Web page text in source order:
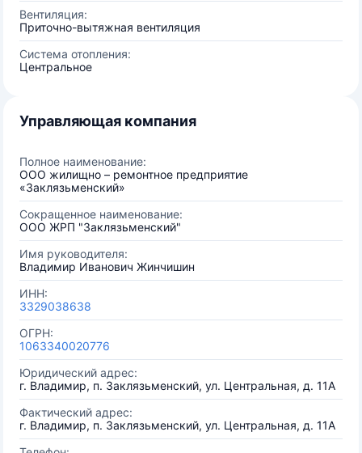
Вентиляция:
Приточно-вытяжная вентиляция
Система отопления:
Центральное
Управляющая компания
Полное наименование:
ООО жилищно – ремонтное предприятие
«Заклязьменский»
Сокращенное наименование:
ООО ЖРП "Заклязьменский"
Имя руководителя:
Владимир Иванович Жинчишин
ИНН:
3329038638
ОГРН:
1063340020776
Юридический адрес:
г. Владимир, п. Заклязьменский, ул. Центральная, д. 11А
Фактический адрес:
г. Владимир, п. Заклязьменский, ул. Центральная, д. 11А